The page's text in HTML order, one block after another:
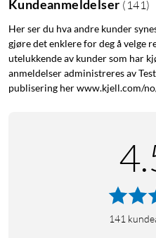
Kundeanmeldelser ( 141 )
Her ser du hva andre kunder
gjøre det enklere for deg å velge
utelukkende av kunder som har
anmeldelser administreres av
publisering her www.kjell.com/
141